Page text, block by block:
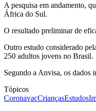
A pesquisa em andamento,
África do Sul.
O resultado preliminar de
Outro estudo considerado
250 adultos jovens no Brasil.
Segundo a Anvisa, os dados
Tópicos
CoronavacCriançasEstudos